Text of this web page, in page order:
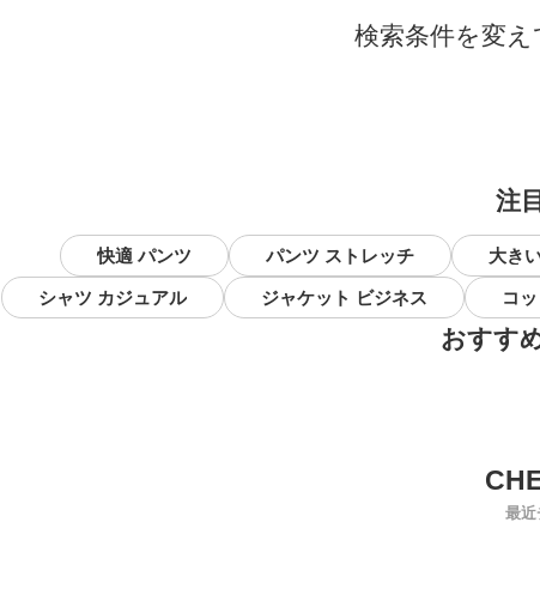
検索条件を変え
注
快適 パンツ パンツ ストレッチ 大き
シャツ カジュアル ジャケット ビジネス コ
おすす
最近